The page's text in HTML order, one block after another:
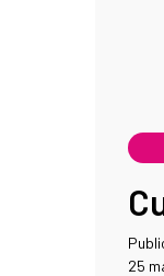
25